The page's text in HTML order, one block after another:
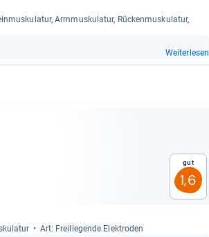
Arm­mus­ku­la­tur, Rücken­mus­ku­la­tur,
Weiterlesen
Gut
1,6
Art: Frei­lie­gende Elek­tro­den